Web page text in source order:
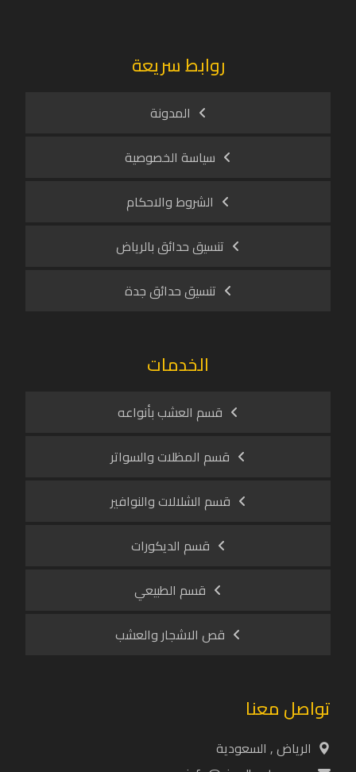
روابط سريعة
المدونة
سياسة الخصوصية
الشروط والاحكام
تنسيق حدائق بالرياض
تنسيق حدائق جدة
الخدمات
قسم العشب بأنواعه
قسم المظلات والسواتر
قسم الشلالات والنوافير
قسم الديكورات
قسم الطبيعي
قص الاشجار والعشب
تواصل معنا
الرياض , السعودية